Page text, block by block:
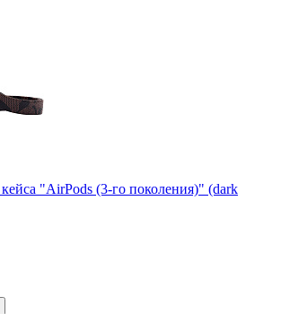
"AirPods (3-го поколения)" (dark